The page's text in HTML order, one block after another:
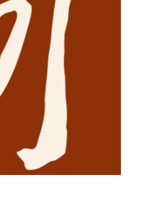
京剧表